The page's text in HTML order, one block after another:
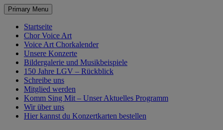
Primary Menu
Startseite
Chor Voice Art
Voice Art Chorkalender
Unsere Konzerte
Bildergalerie und Musikbeispiele
150 Jahre LGV – Rückblick
Schreibe uns
Mitglied werden
Komm Sing Mit – Unser Aktuelles Programm
Wir über uns
Hier kannst du Konzertkarten bestellen